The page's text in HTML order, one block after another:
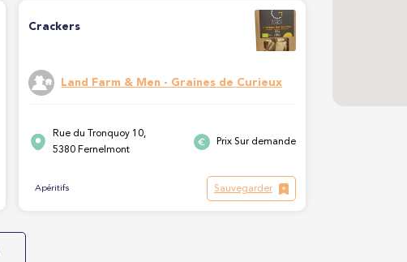
Crackers
Land Farm & Men - Graines de Curieux
Rue du Tronquoy 10,
5380 Fernelmont
Prix Sur demande
Apéritifs Sauvegarder